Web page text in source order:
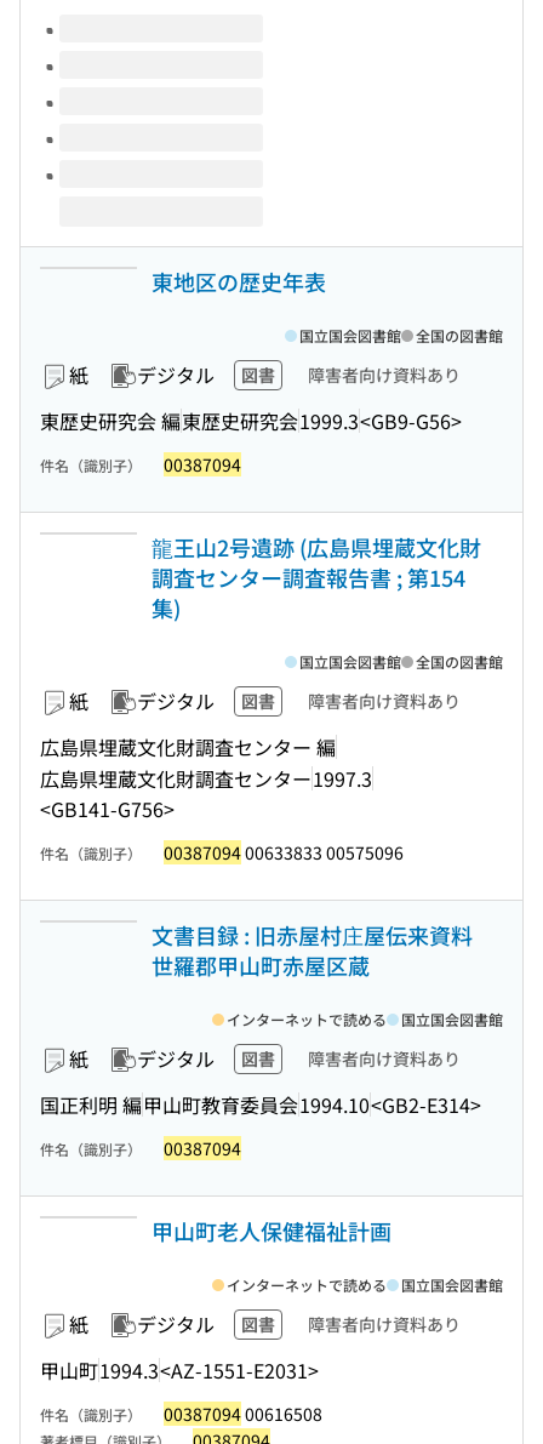
このタイトルの巻号
東地区の歴史年表
紙 デジタル 図書 障害者向け資料あり
東歴史研究会 編東歴史研究会1999.3<GB9-G56>
国立国会図書館 全国の図書館
件名（識別子） 00387094
龍王山2号遺跡 (広島県埋蔵文化財
調査センター調査報告書 ; 第154
集)
紙 デジタル 図書 障害者向け資料あり
広島県埋蔵文化財調査センター 編
広島県埋蔵文化財調査センター1997.3
<GB141-G756>
国立国会図書館 全国の図書館
件名（識別子） 0038709400633833 00575096
文書目録 : 旧赤屋村庄屋伝来資料
世羅郡甲山町赤屋区蔵
紙 デジタル 図書 障害者向け資料あり
国正利明 編甲山町教育委員会1994.10<GB2-E314>
インターネットで読める 国立国会図書館
件名（識別子） 00387094
甲山町老人保健福祉計画
紙 デジタル 図書 障害者向け資料あり
甲山町1994.3<AZ-1551-E2031>
インターネットで読める 国立国会図書館
件名（識別子） 0038709400616508